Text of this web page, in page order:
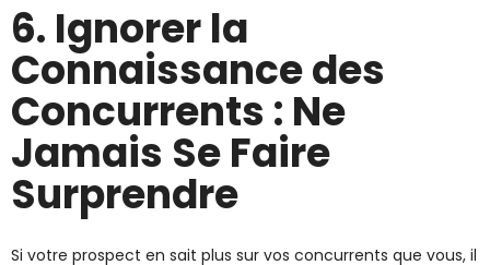
6. Ignorer la
Connaissance des
Concurrents : Ne
Jamais Se Faire
Surprendre
Si votre prospect en sait plus sur vos concurrents que vous, il